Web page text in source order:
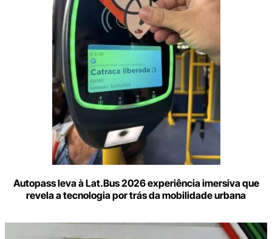
Autopass leva à Lat.Bus 2026 experiência imersiva que
revela a tecnologia por trás da mobilidade urbana